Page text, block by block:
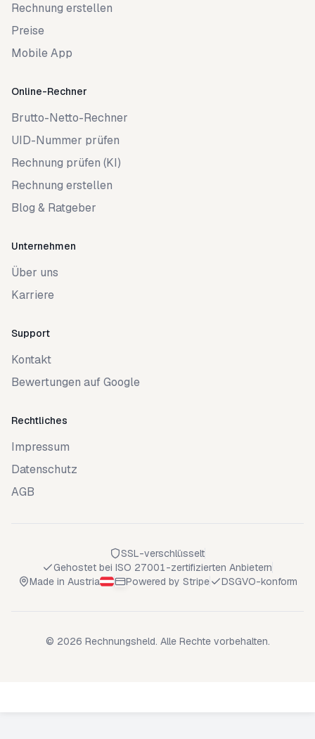
Rechnung erstellen
Preise
Mobile App
Online-Rechner
Brutto-Netto-Rechner
UID-Nummer prüfen
Rechnung prüfen (KI)
Rechnung erstellen
Blog & Ratgeber
Unternehmen
Über uns
Karriere
Support
Kontakt
Bewertungen auf Google
Rechtliches
Impressum
Datenschutz
AGB
SSL-verschlüsselt
Gehostet bei ISO 27001-zertifizierten Anbietern
Made in Austria
Powered by Stripe DSGVO-konform
© 2026 Rechnungsheld. Alle Rechte vorbehalten.